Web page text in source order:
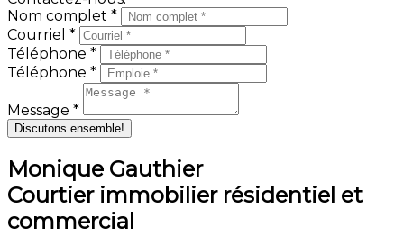
Nom complet *
Courriel *
Téléphone *
Téléphone *
Message *
Discutons ensemble!
Monique Gauthier
Courtier immobilier résidentiel et
commercial